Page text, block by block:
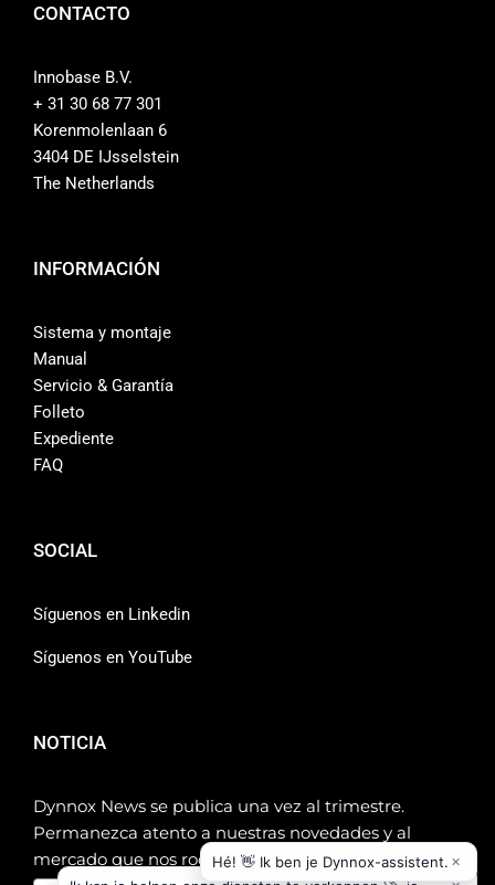
CONTACTO
Innobase B.V.
+ 31 30 68 77 301
Korenmolenlaan 6
3404 DE IJsselstein
The Netherlands
INFORMACIÓN
Sistema y montaje
Manual
Servicio & Garantía
Folleto
Expediente
FAQ
SOCIAL
Síguenos en Linkedin
Síguenos en YouTube
NOTICIA
Dynnox News se publica una vez al trimestre.
Permanezca atento a nuestras novedades y al
mercado que nos rodea.